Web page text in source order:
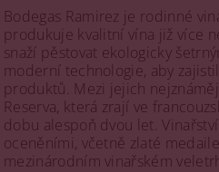
Bodegas Ramirez je rodinné
produkuje kvalitní vína již více
snaží pěstovat ekologicky
moderní technologie, aby
produktů. Mezi jejich
Reserva, která zrají ve
dobu alespoň dvou let.
oceněními, včetně zlaté
mezinárodním vinařském